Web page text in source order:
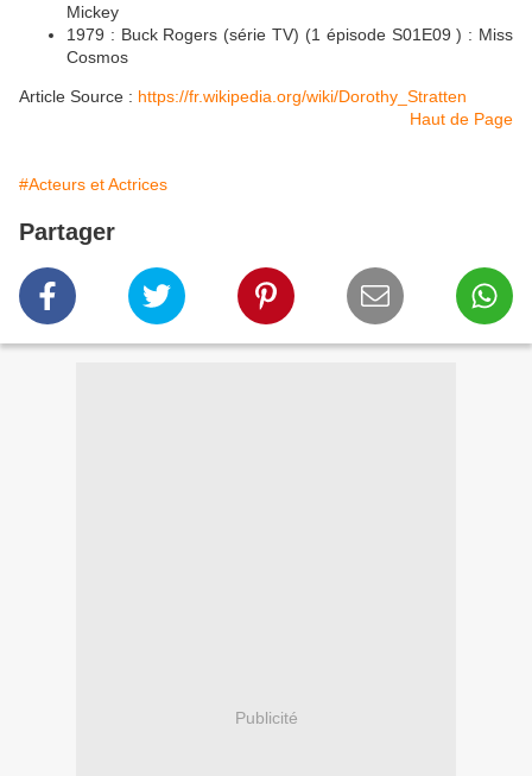
Mickey
1979 : Buck Rogers (série TV) (1 épisode S01E09 ) : Miss
Cosmos
Article Source : https://fr.wikipedia.org/wiki/Dorothy_Stratten
Haut de Page
#Acteurs et Actrices
Partager
Publicité